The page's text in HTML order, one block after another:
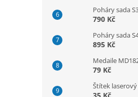
Poháry sada
790 Kč
Poháry sada
895 Kč
Medaile
79 Kč
Štítek